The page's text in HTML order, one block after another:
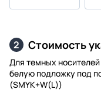
2 Стоимость
Для темных
белую подложку под
(SMYK+W(L))